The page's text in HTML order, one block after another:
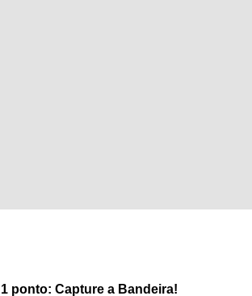
ponto: Capture a Bandeira!